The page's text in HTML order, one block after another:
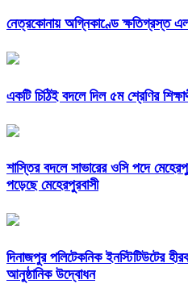
নেত্রকোনায় অগ্নিকাণ্ডে ক্ষতিগ্রস্ত
একটি চিঠিই বদলে দিল ৫ম শ্রেণির
শাস্তির বদলে সাভারের ওসি পদে
পড়েছে মেহেরপুরবাসী
দিনাজপুর পলিটেকনিক ইনস্টিটিউটের
আনুষ্ঠানিক উদ্বোধন